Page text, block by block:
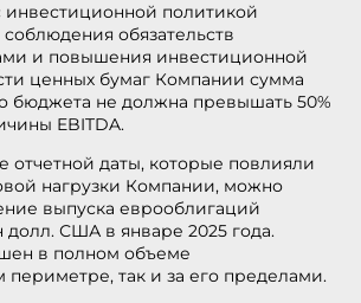
инвестиционной политикой
обязательств
и повышения инвестиционной
ценных бумаг Компании сумма
бюджета не должна превышать 50%
EBITDA.
отчетной даты, которые повлияли
нагрузки Компании, можно
выпуска еврооблигаций
долл. США в январе 2025 года.
в полном объеме
периметре, так и за его пределами.